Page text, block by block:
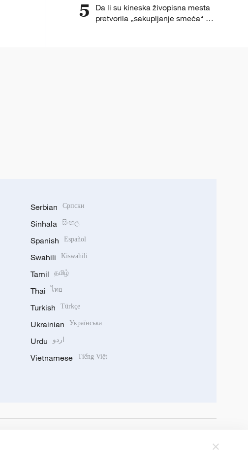
5
Da li su kineska živopisna mesta
pretvorila „sakupljanje smeća“ u
Serbian Српски
Sinhala සිංහල
Spanish Español
Swahili Kiswahili
Tamil தமிழ்
Thai ไทย
Turkish Türkçe
Ukrainian Українська
Urdu اردو
Vietnamese Tiếng Việt